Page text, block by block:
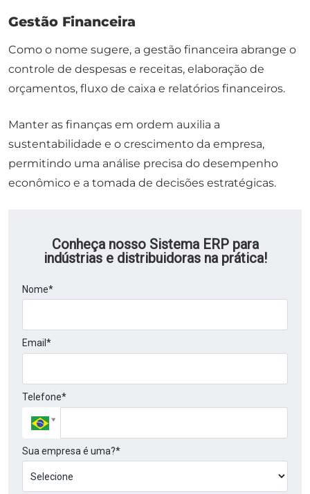
Gestão Financeira
Como o nome sugere, a gestão financeira abrange o
controle de despesas e receitas, elaboração de
orçamentos, fluxo de caixa e relatórios financeiros.
Manter as finanças em ordem auxilia a
sustentabilidade e o crescimento da empresa,
permitindo uma análise precisa do desempenho
econômico e a tomada de decisões estratégicas.
Conheça nosso Sistema ERP para
indústrias e distribuidoras na prática!
Nome*
Email*
Telefone*
Sua empresa é uma?*